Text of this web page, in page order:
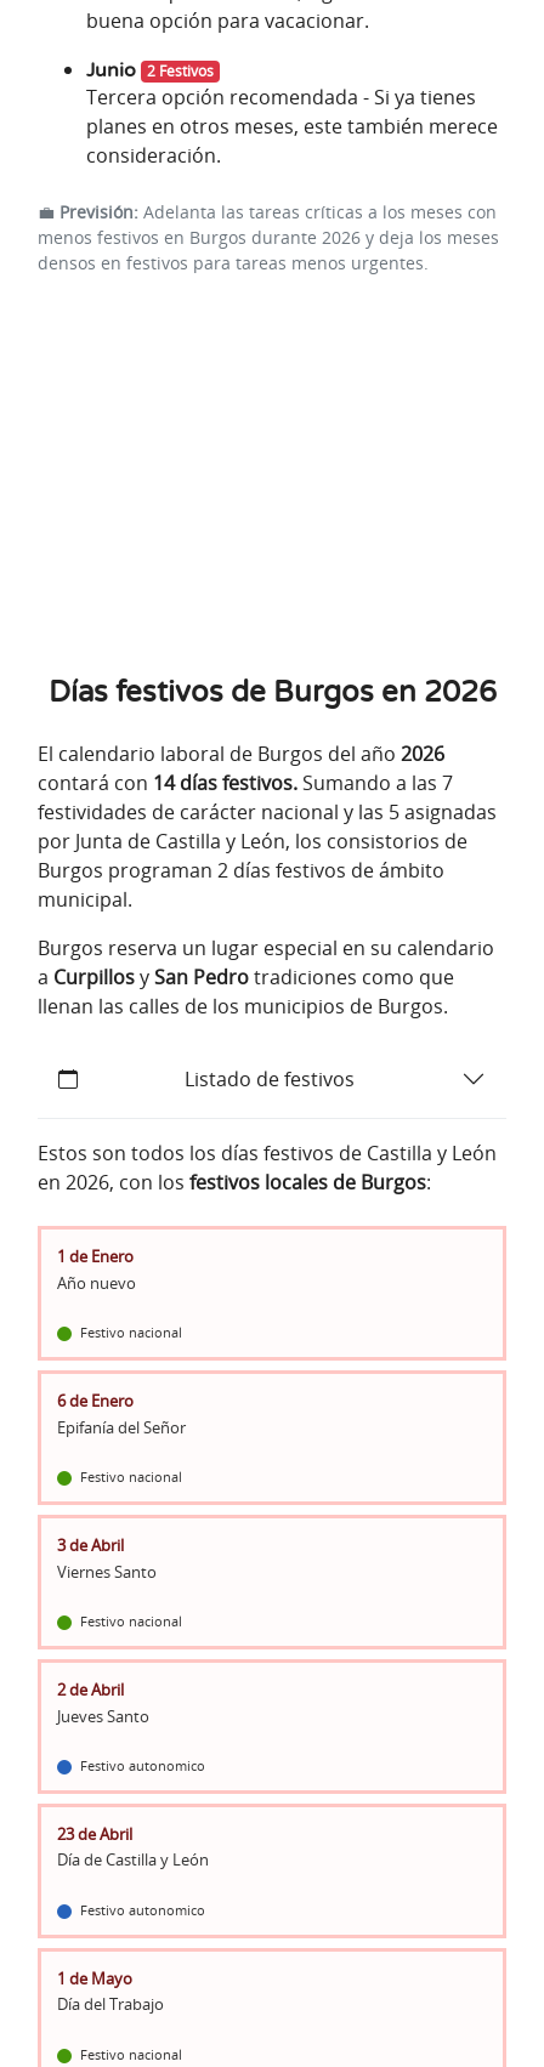
buena opción para vacacionar.
Junio 2 Festivos
Tercera opción recomendada - Si ya tienes
planes en otros meses, este también merece
consideración.
💼 Previsión: Adelanta las tareas críticas a los meses con
menos festivos en Burgos durante 2026 y deja los meses
densos en festivos para tareas menos urgentes.
Días festivos de Burgos en 2026
El calendario laboral de Burgos del año 2026
contará con 14 días festivos.Sumando a las 7
festividades de carácter nacional y las 5 asignadas
por Junta de Castilla y León, los consistorios de
Burgos programan 2 días festivos de ámbito
municipal.
Burgos reserva un lugar especial en su calendario
a CurpillosySan Pedrotradiciones como que
llenan las calles de los municipios de Burgos.
Listado de festivos
Estos son todos los días festivos de Castilla y León
en 2026, con los festivos locales de Burgos:
1 de Enero
Año nuevo
Festivo nacional
6 de Enero
Epifanía del Señor
Festivo nacional
3 de Abril
Viernes Santo
Festivo nacional
2 de Abril
Jueves Santo
Festivo autonomico
23 de Abril
Día de Castilla y León
Festivo autonomico
1 de Mayo
Día del Trabajo
Festivo nacional